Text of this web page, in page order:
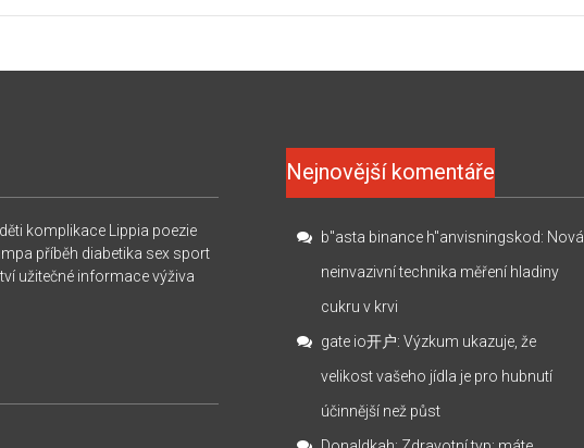
děti komplikace Lippia poezie
příběh diabetika sex sport
užitečné informace výživa
Nejnovější komentáře
b"asta binance h"anvisningskod: Nová
neinvazivní technika měření hladiny
cukru v krvi
gate io开户:Výzkum ukazuje, že
velikost vašeho jídla je pro hubnutí
účinnější než půst